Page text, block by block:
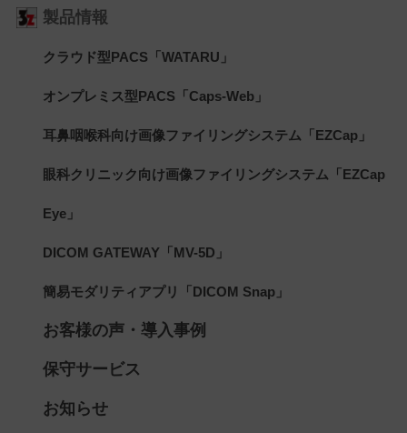
製品情報
クラウド型PACS「WATARU」
オンプレミス型PACS「Caps-Web」
耳鼻咽喉科向け画像ファイリングシステム「EZCap」
眼科クリニック向け画像ファイリングシステム「EZCap
Eye」
DICOM GATEWAY「MV-5D」
簡易モダリティアプリ「DICOM Snap」
お客様の声・導入事例
保守サービス
お知らせ